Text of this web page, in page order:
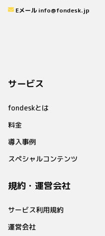
Eメール info@fondesk.jp
サービス
fondeskとは
料金
導入事例
スペシャルコンテンツ
規約・運営会社
サービス利用規約
運営会社